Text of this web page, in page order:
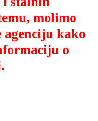
molimo
agenciju kako
o